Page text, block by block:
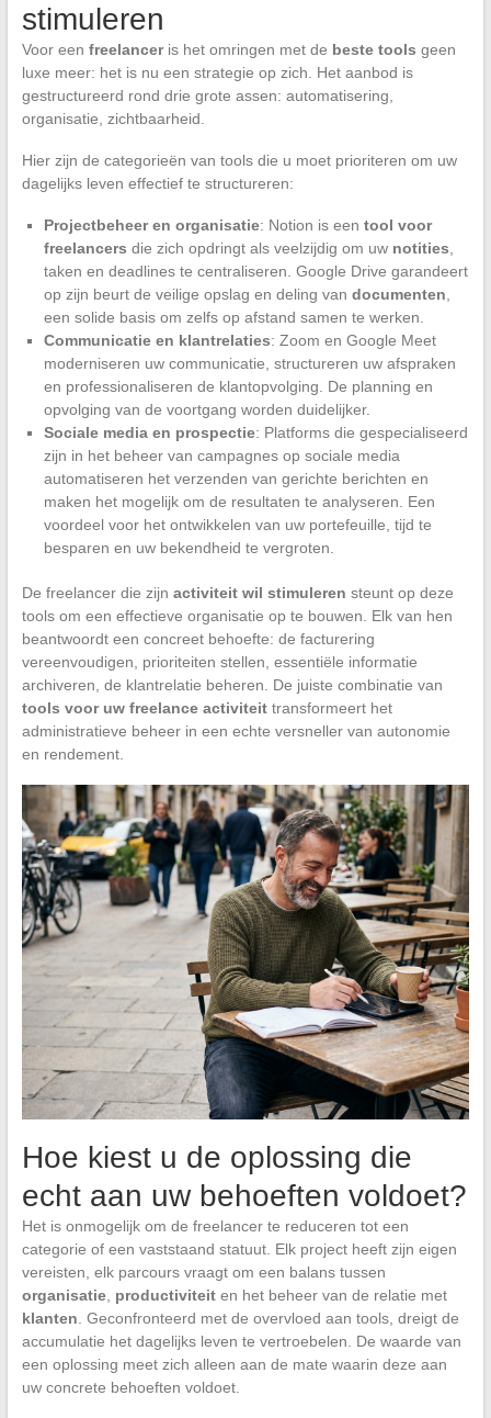
stimuleren
Voor een freelanceris het omringen met de beste tools geen
luxe meer: het is nu een strategie op zich. Het aanbod is
gestructureerd rond drie grote assen: automatisering,
organisatie, zichtbaarheid.
Hier zijn de categorieën van tools die u moet prioriteren om uw
dagelijks leven effectief te structureren:
Projectbeheer en organisatie: Notion is een tool voor
freelancers die zich opdringt als veelzijdig om uw notities
taken en deadlines te centraliseren. Google Drive garandeert
op zijn beurt de veilige opslag en deling van documenten
een solide basis om zelfs op afstand samen te werken.
Communicatie en klantrelaties: Zoom en Google Meet
moderniseren uw communicatie, structureren uw afspraken
en professionaliseren de klantopvolging. De planning en
opvolging van de voortgang worden duidelijker.
Sociale media en prospectie: Platforms die gespecialiseerd
zijn in het beheer van campagnes op sociale media
automatiseren het verzenden van gerichte berichten en
maken het mogelijk om de resultaten te analyseren. Een
voordeel voor het ontwikkelen van uw portefeuille, tijd te
besparen en uw bekendheid te vergroten.
De freelancer die zijn activiteit wil stimuleren steunt op deze
tools om een effectieve organisatie op te bouwen. Elk van hen
beantwoordt een concreet behoefte: de facturering
vereenvoudigen, prioriteiten stellen, essentiële informatie
archiveren, de klantrelatie beheren. De juiste combinatie van
tools voor uw freelance activiteittransformeert het
administratieve beheer in een echte versneller van autonomie
en rendement.
Hoe kiest u de oplossing die
echt aan uw behoeften voldoet?
Het is onmogelijk om de freelancer te reduceren tot een
categorie of een vaststaand statuut. Elk project heeft zijn eigen
vereisten, elk parcours vraagt om een balans tussen
organisatie, productiviteiten het beheer van de relatie met
klanten . Geconfronteerd met de overvloed aan tools, dreigt de
accumulatie het dagelijks leven te vertroebelen. De waarde van
een oplossing meet zich alleen aan de mate waarin deze aan
uw concrete behoeften voldoet.